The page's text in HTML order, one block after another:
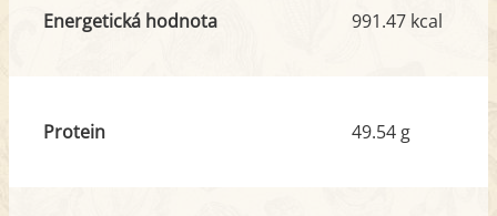
Energetická hodnota 991.47 kcal
Protein 49.54 g